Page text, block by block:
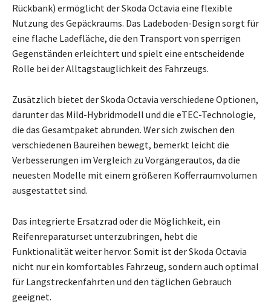
Rückbank) ermöglicht der Skoda Octavia eine flexible
Nutzung des Gepäckraums. Das Ladeboden-Design sorgt für
eine flache Ladefläche, die den Transport von sperrigen
Gegenständen erleichtert und spielt eine entscheidende
Rolle bei der Alltagstauglichkeit des Fahrzeugs.
Zusätzlich bietet der Skoda Octavia verschiedene Optionen,
darunter das Mild-Hybridmodell und die eTEC-Technologie,
die das Gesamtpaket abrunden. Wer sich zwischen den
verschiedenen Baureihen bewegt, bemerkt leicht die
Verbesserungen im Vergleich zu Vorgängerautos, da die
neuesten Modelle mit einem größeren Kofferraumvolumen
ausgestattet sind.
Das integrierte Ersatzrad oder die Möglichkeit, ein
Reifenreparaturset unterzubringen, hebt die
Funktionalität weiter hervor. Somit ist der Skoda Octavia
nicht nur ein komfortables Fahrzeug, sondern auch optimal
für Langstreckenfahrten und den täglichen Gebrauch
geeignet.